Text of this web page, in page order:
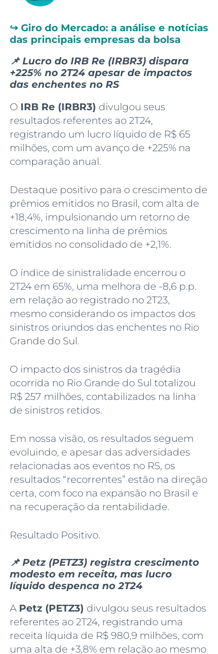
↪️ Giro do Mercado: a análise e notícias
das principais empresas da bolsa
📌 Lucro do IRB Re (IRBR3) dispara
+225% no 2T24 apesar de impactos
das enchentes no RS
O IRB Re (IRBR3) divulgou seus
resultados referentes ao 2T24,
registrando um lucro líquido de R$ 65
milhões, com um avanço de +225% na
comparação anual.
Destaque positivo para o crescimento de
prêmios emitidos no Brasil, com alta de
+18,4%, impulsionando um retorno de
crescimento na linha de prêmios
emitidos no consolidado de +2,1%.
O índice de sinistralidade encerrou o
2T24 em 65%, uma melhora de -8,6 p.p.
em relação ao registrado no 2T23,
mesmo considerando os impactos dos
sinistros oriundos das enchentes no Rio
Grande do Sul.
O impacto dos sinistros da tragédia
ocorrida no Rio Grande do Sul totalizou
R$ 257 milhões, contabilizados na linha
de sinistros retidos.
Em nossa visão, os resultados seguem
evoluindo, e apesar das adversidades
relacionadas aos eventos no RS, os
resultados “recorrentes” estão na direção
certa, com foco na expansão no Brasil e
na recuperação da rentabilidade.
Resultado Positivo.
📌 Petz (PETZ3) registra crescimento
modesto em receita, mas lucro
líquido despenca no 2T24
A Petz (PETZ3) divulgou seus resultados
referentes ao 2T24, registrando uma
receita líquida de R$ 980,9 milhões, com
uma alta de +3,8% em relação ao mesmo